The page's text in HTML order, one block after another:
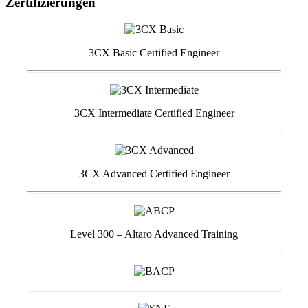
3CX Basic Certified Engineer
3CX Intermediate Certified Engineer
3CX Advanced Certified Engineer
Level 300 – Altaro Advanced Training